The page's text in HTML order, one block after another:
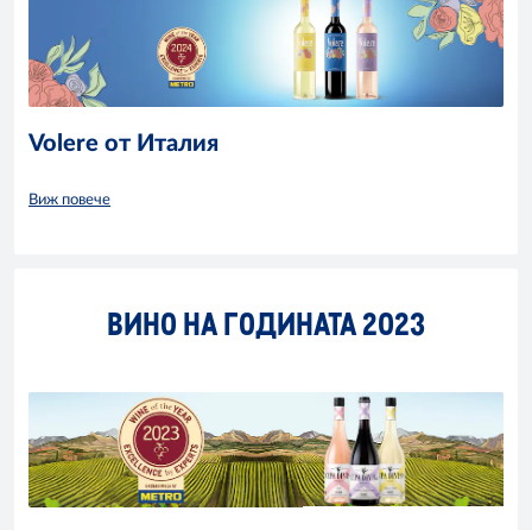
Volere от Италия
Виж повече
ВИНО НА ГОДИНАТА 2023